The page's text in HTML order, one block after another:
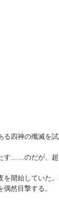
る四神の殲滅を
す……のだが、
開始していた
然目撃する。